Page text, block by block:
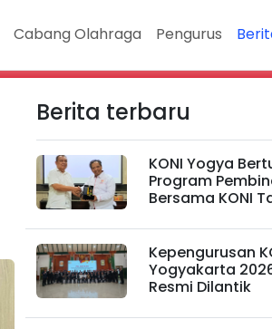
Cabang Olahraga Pengurus
Berita terbaru
KONI Yogya
Program
Bersama KONI
Kepengurusan
Yogyakarta
Resmi Dilantik